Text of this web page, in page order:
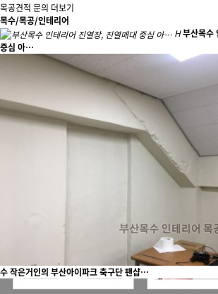
목공견적 문의 더보기
목수/목공/인테리어
H부산목수
중심 아…
수 작은거인의 부산아이파크 축구단 팬샵…